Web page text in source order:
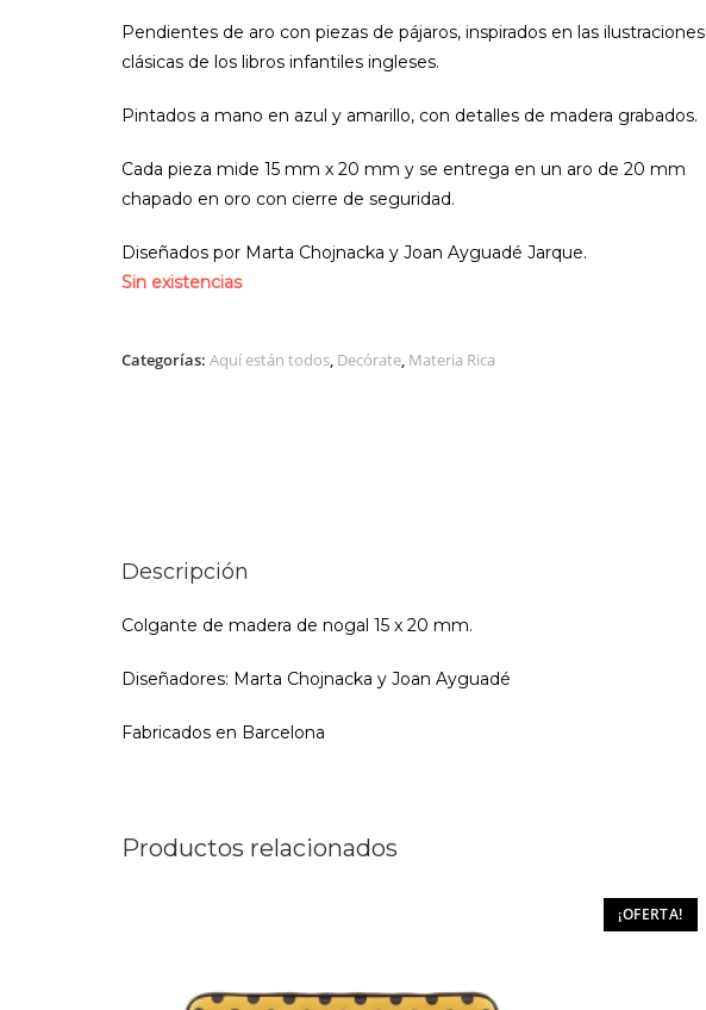
Pendientes de aro con piezas de pájaros, inspirados en las ilustraciones
clásicas de los libros infantiles ingleses.
Pintados a mano en azul y amarillo, con detalles de madera grabados.
Cada pieza mide 15 mm x 20 mm y se entrega en un aro de 20 mm
chapado en oro con cierre de seguridad.
Diseñados por Marta Chojnacka y Joan Ayguadé Jarque.
Sin existencias
Categorías: Aquí están todos, Decórate, Materia Rica
Descripción
Colgante de madera de nogal 15 x 20 mm.
Diseñadores: Marta Chojnacka y Joan Ayguadé
Fabricados en Barcelona
Productos relacionados
¡OFERTA!